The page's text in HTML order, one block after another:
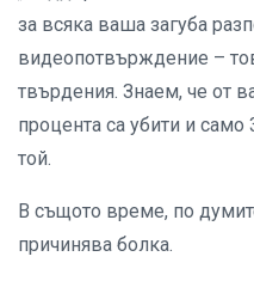
за всяка ваша загуба
видеопотвърждение –
твърдения. Знаем, че от
процента са убити и само
той.
В същото време, по
причинява болка.